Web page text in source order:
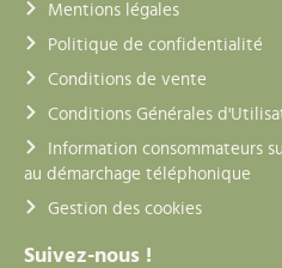
Mentions légales
Politique de confidentialité
Conditions de vente
Conditions Générales
Information consommateurs
au démarchage téléphonique
Gestion des cookies
Suivez-nous !